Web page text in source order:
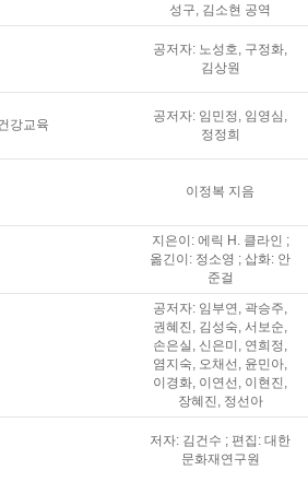
성구, 김소현 공역
공저자: 노성호, 구정화,
김상원
강교육
공저자: 임민정, 임영심,
정정희
이정복 지음
지은이: 에릭 H. 클라인 ;
옮긴이: 정소영 ; 삽화: 안
준걸
공저자: 임부연, 곽승주,
권혜진, 김성숙, 서보순,
손은실, 신은미, 연희정,
염지숙, 오채선, 윤민아,
이경화, 이연선, 이현진,
장혜진, 정선아
저자: 김건수 ; 편집: 대한
문화재연구원